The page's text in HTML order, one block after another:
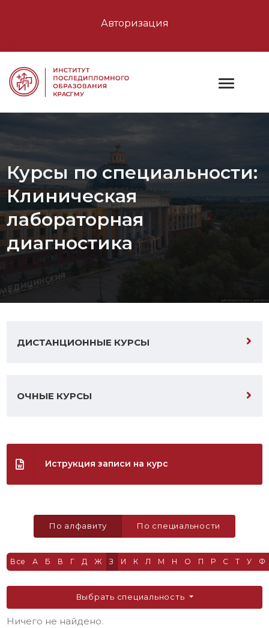
Авторизация
Курсы по специальности:
Клиническая
лабораторная
диагностика
ДИСТАНЦИОННЫЕ КУРСЫ
ОЧНЫЕ КУРСЫ
Иструкция записи на курс
По алфавиту По специальности
Все А Б В Г Д Ж З И К Л М Н О П Р С Т У Ф
Выбрать специальность
Ничего не найдено.